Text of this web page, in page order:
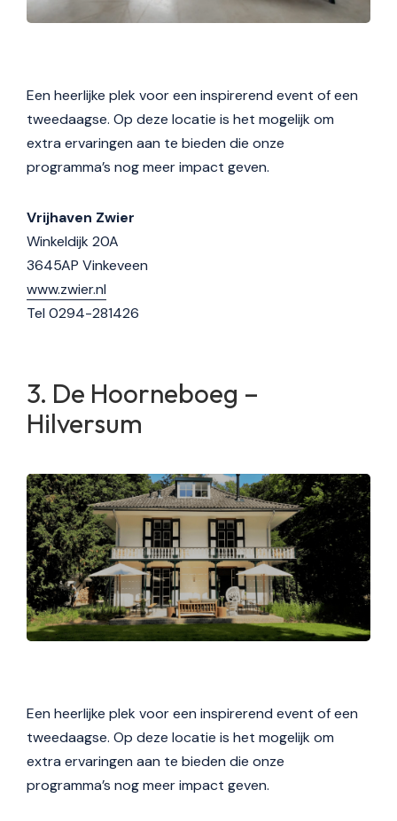
Een heerlijke plek voor een inspirerend event of een
tweedaagse. Op deze locatie is het mogelijk om
extra ervaringen aan te bieden die onze
programma’s nog meer impact geven.
Vrijhaven Zwier
Winkeldijk 20A
3645AP Vinkeveen
www.zwier.nl
Tel 0294-281426
De Hoorneboeg –
Hilversum
Een heerlijke plek voor een inspirerend event of een
tweedaagse. Op deze locatie is het mogelijk om
extra ervaringen aan te bieden die onze
programma’s nog meer impact geven.